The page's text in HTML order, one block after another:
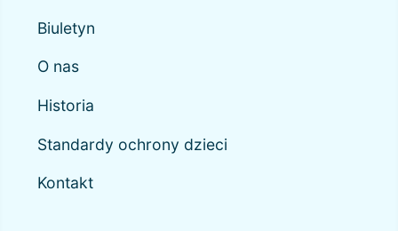
Biuletyn
O nas
Historia
Standardy ochrony dzieci
Kontakt